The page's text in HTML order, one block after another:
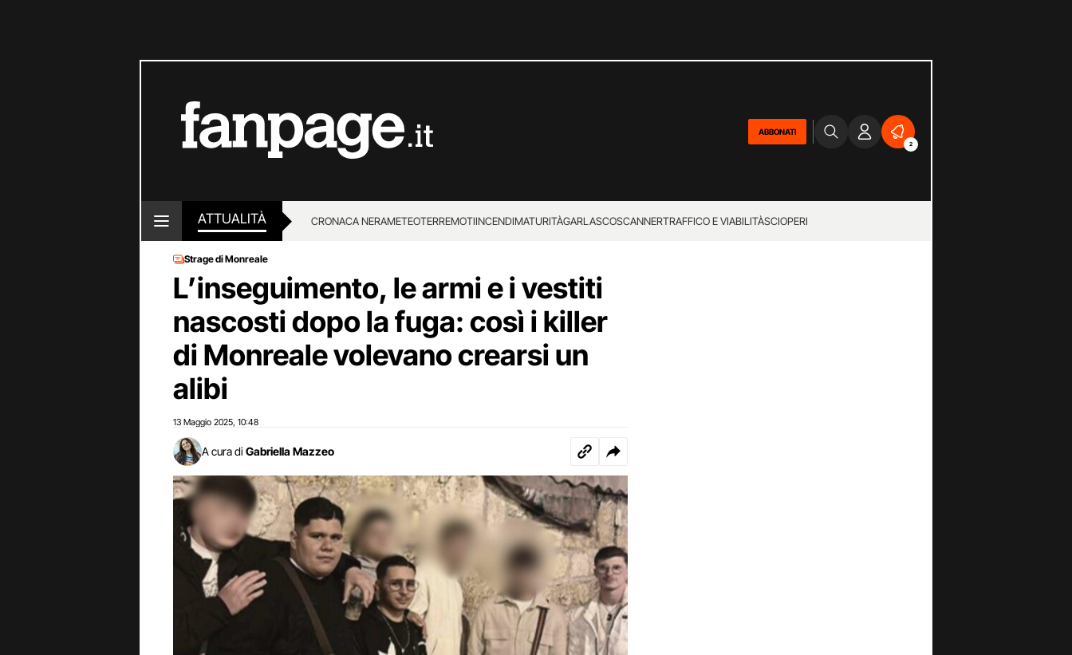
ABBONATI
2
ATTUALITÀ CRONACA NERAMETEOTERREMOTIINCENDIMATURITÀGARLASCOSCANNERTRAFFICO E VIABILITÀSCIOPERI
Strage di Monreale
L’inseguimento, le armi e i vestiti
nascosti dopo la fuga: così i killer
di Monreale volevano crearsi un
alibi
13 Maggio 2025 10:48
A cura di Gabriella Mazzeo